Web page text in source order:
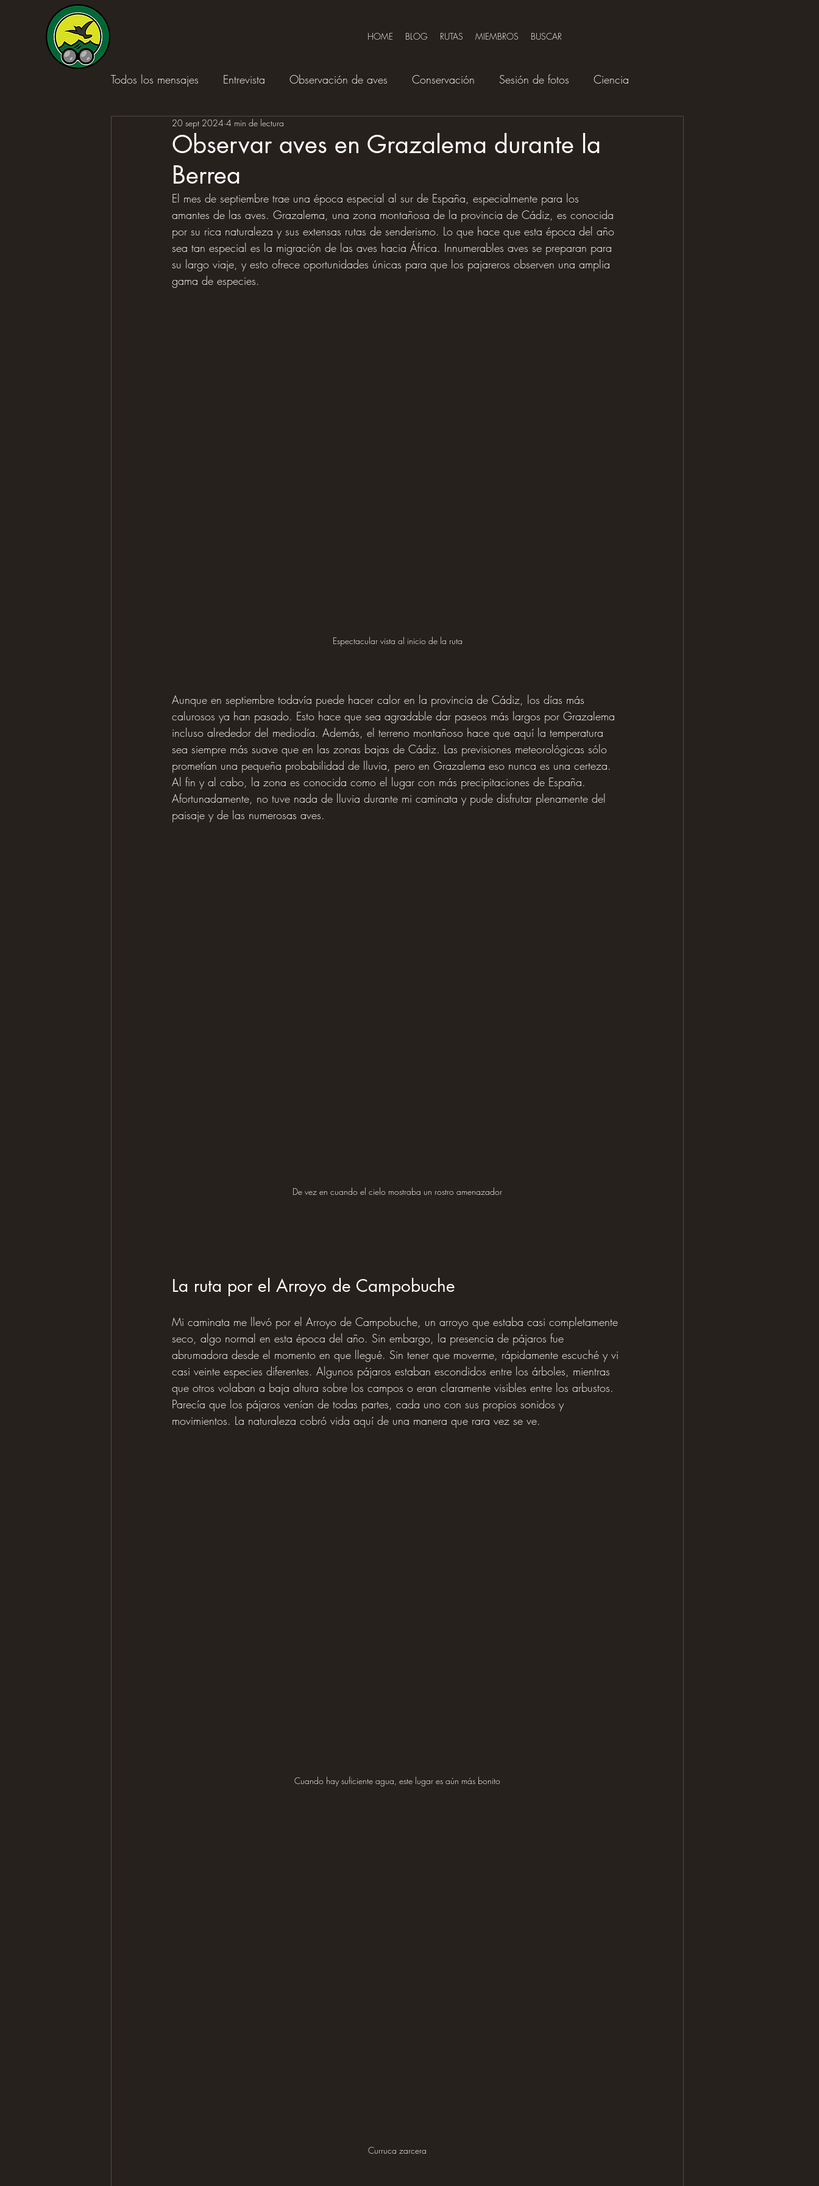
HOME BLOG RUTAS MIEMBROS BUSCAR
Todos los mensajes Entrevista Observación de aves Conservación Sesión de fotos Ciencia
Reseña de libro
Observar aves en Grazalema durante la
Berrea
20 sept 2024 4 min de lectura
El mes de septiembre trae una época especial al sur de España, especialmente para los
amantes de las aves. Grazalema, una zona montañosa de la provincia de Cádiz, es conocida
por su rica naturaleza y sus extensas rutas de senderismo. Lo que hace que esta época del año
sea tan especial es la migración de las aves hacia África. Innumerables aves se preparan para
su largo viaje, y esto ofrece oportunidades únicas para que los pajareros observen una amplia
gama de especies.
Espectacular vista al inicio de la ruta
Aunque en septiembre todavía puede hacer calor en la provincia de Cádiz, los días más
calurosos ya han pasado. Esto hace que sea agradable dar paseos más largos por Grazalema
incluso alrededor del mediodía. Además, el terreno montañoso hace que aquí la temperatura
sea siempre más suave que en las zonas bajas de Cádiz. Las previsiones meteorológicas sólo
prometían una pequeña probabilidad de lluvia, pero en Grazalema eso nunca es una certeza.
Al fin y al cabo, la zona es conocida como el lugar con más precipitaciones de España.
Afortunadamente, no tuve nada de lluvia durante mi caminata y pude disfrutar plenamente del
paisaje y de las numerosas aves.
De vez en cuando el cielo mostraba un rostro amenazador
La ruta por el Arroyo de Campobuche
Mi caminata me llevó por el Arroyo de Campobuche, un arroyo que estaba casi completamente
seco, algo normal en esta época del año. Sin embargo, la presencia de pájaros fue
abrumadora desde el momento en que llegué. Sin tener que moverme, rápidamente escuché y vi
casi veinte especies diferentes. Algunos pájaros estaban escondidos entre los árboles, mientras
que otros volaban a baja altura sobre los campos o eran claramente visibles entre los arbustos.
Parecía que los pájaros venían de todas partes, cada uno con sus propios sonidos y
movimientos. La naturaleza cobró vida aquí de una manera que rara vez se ve.
Cuando hay suficiente agua, este lugar es aún más bonito
Curruca zarcera